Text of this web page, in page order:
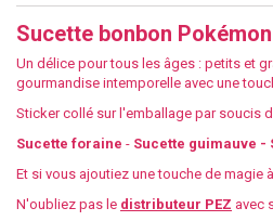
Sucette bonbon
Un délice pour tous les âges : petits et
gourmandise intemporelle avec une
Sticker collé sur l'emballage par soucis
Sucette foraine - Sucette guimauve -
Et si vous ajoutiez une touche de magie
N'oubliez pas le distributeur PEZ avec